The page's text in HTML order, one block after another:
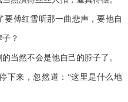
傅红雪听那一曲悲声，要他自
？
然不会是他自己的脖子了。
来，忽然道：“这里是什么地